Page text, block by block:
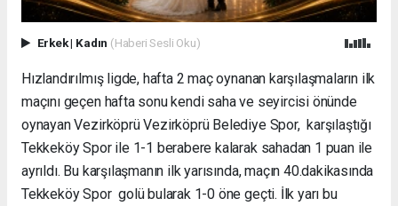
Erkek| Kadın (Haberi Sesli Oku)
Hızlandırılmış ligde, hafta 2 maç oynanan karşılaşmaların ilk
maçını geçen hafta sonu kendi saha ve seyircisi önünde
oynayan Vezirköprü Vezirköprü Belediye Spor, karşılaştığı
Tekkeköy Spor ile 1-1 berabere kalarak sahadan 1 puan ile
ayrıldı. Bu karşılaşmanın ilk yarısında, maçın 40.dakikasında
Tekkeköy Spor golü bularak 1-0 öne geçti. İlk yarı bu